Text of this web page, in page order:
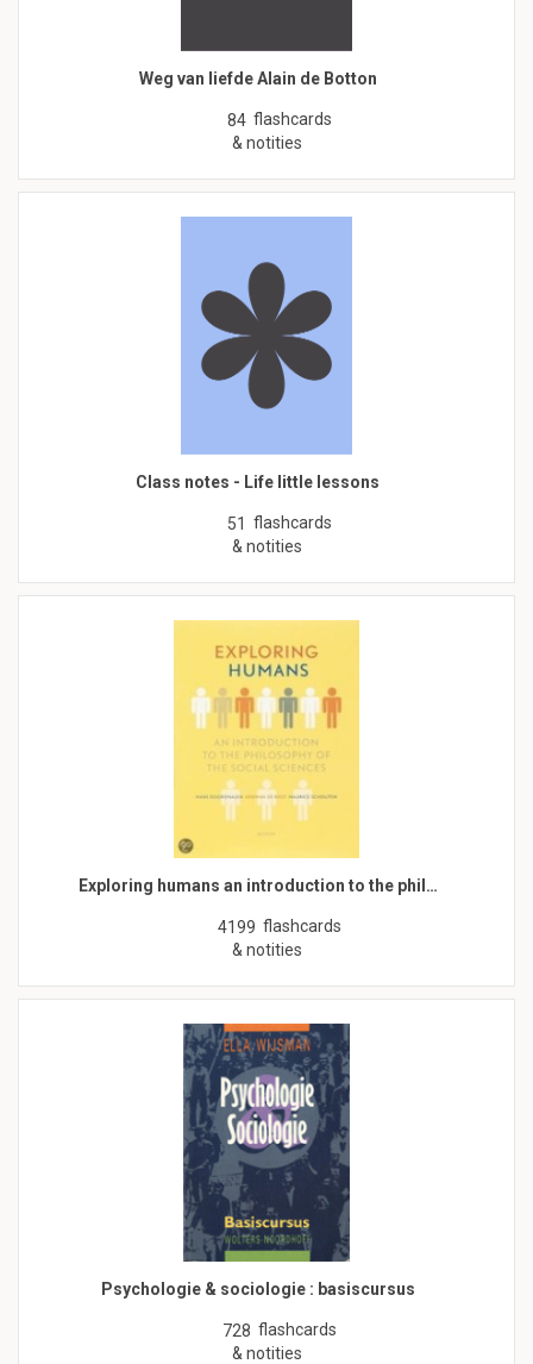
Weg van liefde Alain de Botton
84 flashcards
& notities
Class notes - Life little lessons
51 flashcards
& notities
Exploring humans an introduction to the phil…
4199 flashcards
& notities
Psychologie & sociologie : basiscursus
728 flashcards
& notities